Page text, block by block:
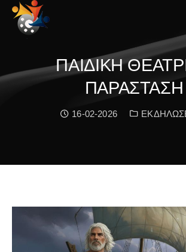
ΠΑΙΔΙΚΗ
ΠΑΡΑΣΤΑΣΗ
Date:
16-02-2026 Κατηγορία: